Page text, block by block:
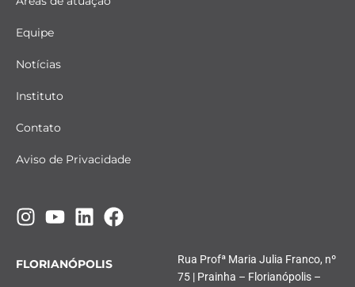
Equipe
Notícias
Instituto
Contato
Aviso de Privacidade
FLORIANÓPOLIS
Rua Profª Maria Julia Franco, nº
75 | Prainha – Florianópolis –